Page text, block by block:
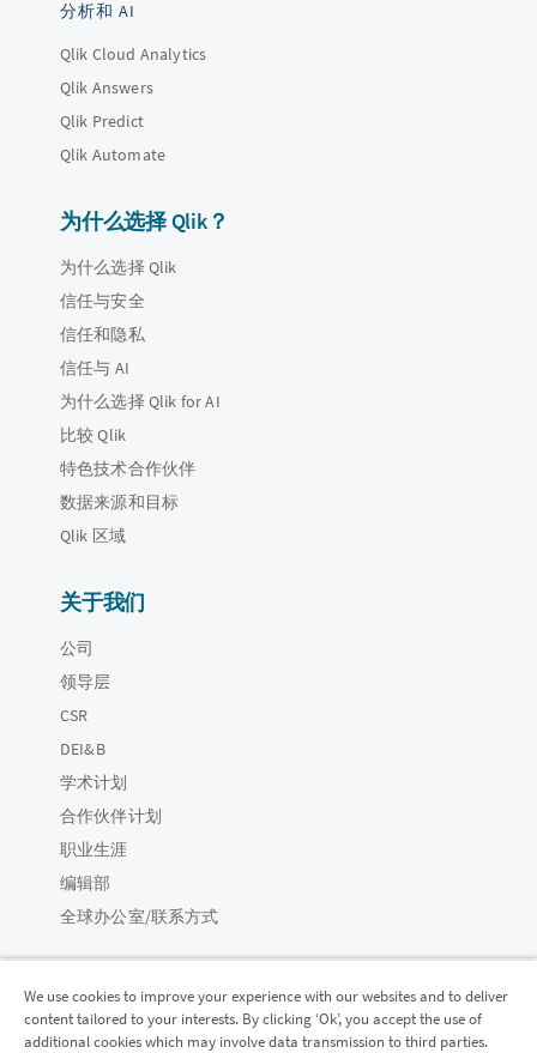
分析和 AI
Qlik Cloud Analytics
Qlik Answers
Qlik Predict
Qlik Automate
为什么选择 Qlik？
为什么选择 Qlik
信任与安全
信任和隐私
信任与 AI
为什么选择 Qlik for AI
比较 Qlik
特色技术合作伙伴
数据来源和目标
Qlik 区域
关于我们
公司
领导层
CSR
DEI&B
学术计划
合作伙伴计划
职业生涯
编辑部
全球办公室/联系方式
Qlik 社区
We use cookies to improve your experience with our websites and to deliver
content tailored to your interests. By clicking ‘Ok’, you accept the use of
additional cookies which may involve data transmission to third parties.